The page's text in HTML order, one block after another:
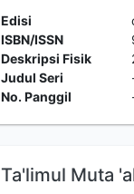
Edisi
ISBN/ISSN
Deskripsi Fisik
Judul Seri
No. Panggil
Ta'limul Muta